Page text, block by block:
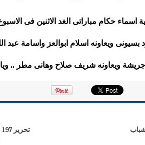
اسماء حكام مباراتى الغد الاثنين فى
ويعاونه اسلام ابوالعز واسامة عبد
جريشة ويعاونه شريف صلاح وهانى مطر ..